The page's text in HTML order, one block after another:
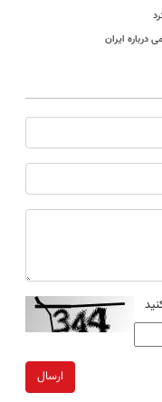
درباره ایران
ارسال